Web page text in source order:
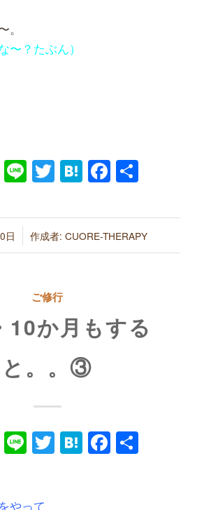
。
〜？たぶん）
LineTwitter
Hatena共
日 作成者:CUORE-THERAPY
ご修行
10か月もする
と。。③
LineTwitter
Hatena共
やって